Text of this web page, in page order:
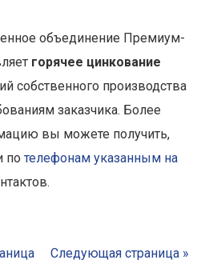
объединение Премиум-
горячее цинкование
собственного производства
заказчика. Более
вы можете получить,
по телефонам указанным на
Следующая страница »